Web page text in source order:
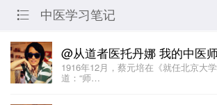
 中医学习笔记
@从道者医托丹娜 我的中医师
1916年12月，蔡元培在《就任北京大
道：“师…